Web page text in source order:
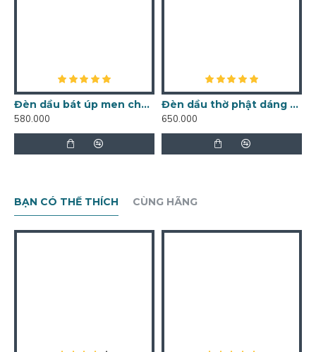
Đèn dầu bát úp men chàm DD03
580.000
Đèn dầu thờ phật dáng quả chuông vẽ hoa sen DD23
650.000
BẠN CÓ THỂ THÍCH CÙNG HÃNG